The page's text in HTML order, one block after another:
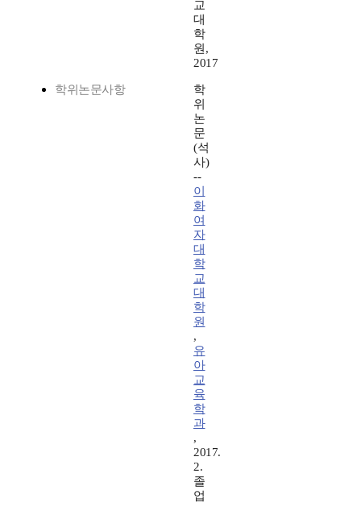
교
대
학
원,
2017
학위논문사항
학
위
논
문
(석
사)
--
이
화
여
자
대
학
교
대
학
원
,
유
아
교
육
학
과
,
2017.
2.
졸
업